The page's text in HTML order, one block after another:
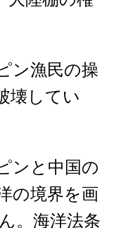
ン漁民の操
壊してい
ンと中国の
の境界を画
。海洋法条